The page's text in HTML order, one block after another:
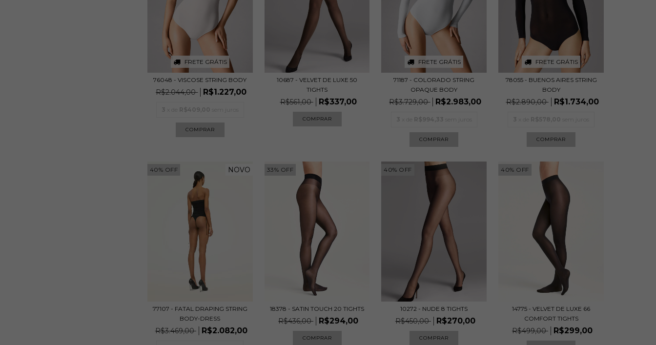
FRETE GRÁTIS
76048 - VISCOSE STRING BODY
R$2.044,00 R$1.227,00
COMPRAR
10687 - VELVET DE LUXE 50
TIGHTS
R$561,00 R$337,00
COMPRAR
FRETE GRÁTIS
71187 - COLORADO STRING
OPAQUE BODY
R$3.729,00 R$2.983,00
COMPRAR
FRETE GRÁTIS
78055 - BUENOS AIRES STRING
BODY
R$2.890,00 R$1.734,00
COMPRAR
40% OFF NOVO
77107 - FATAL DRAPING STRING
BODY-DRESS
R$3.469,00 R$2.082,00
33% OFF
18378 - SATIN TOUCH 20 TIGHTS
R$436,00 R$294,00
COMPRAR
40% OFF
10272 - NUDE 8 TIGHTS
R$450,00 R$270,00
COMPRAR
40% OFF
14775 - VELVET DE LUXE 66
COMFORT TIGHTS
R$499,00 R$299,00